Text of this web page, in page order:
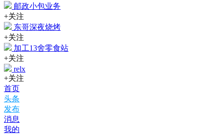
邮政小包业务
+关注
东哥深夜烧烤
+关注
加工13舍零食站
+关注
relx
+关注
首页
头条
发布
消息
我的